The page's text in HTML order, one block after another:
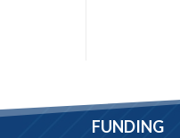
FUNDING